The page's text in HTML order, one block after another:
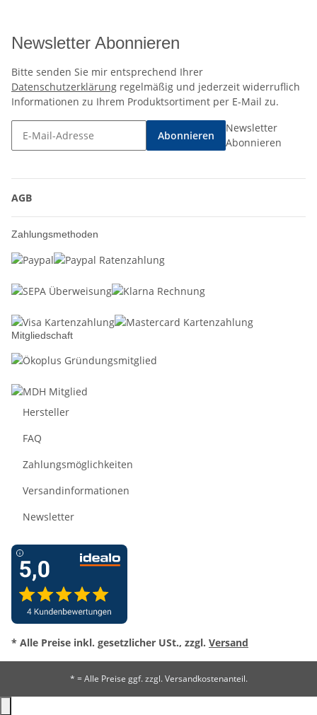
Newsletter Abonnieren
Bitte senden Sie mir entsprechend Ihrer
Datenschutzerklärung regelmäßig und jederzeit widerruflich
Informationen zu Ihrem Produktsortiment per E-Mail zu.
Abonnieren
Newsletter
Abonnieren
AGB
Zahlungsmethoden
Mitgliedschaft
Hersteller
FAQ
Zahlungsmöglichkeiten
Versandinformationen
Newsletter
* Alle Preise inkl. gesetzlicher USt., zzgl. Versand
* = Alle Preise ggf. zzgl. Versandkostenanteil.